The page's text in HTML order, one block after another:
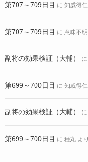
第707～709日目 に 知威得仁
第707～709日目 に 意味不明
副将の効果検証（大輔） に
第699～700日目 に 知威得仁
副将の効果検証（大輔） に
第699～700日目 に 種丸 より